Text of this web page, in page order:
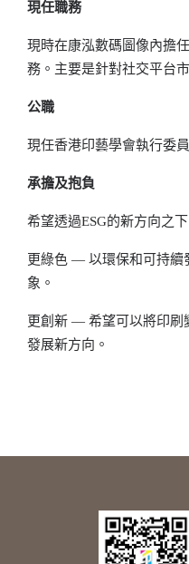
現任職務
現時在康泓數碼圖像內擔
務。主要是針對社交平台
公職
現任香港印藝學會執行委員
承擔及抱負
希望透過ESG的新方向之
更綠色 — 以環保和可持續
象。
更創新 — 希望可以將印刷
發展新方向。